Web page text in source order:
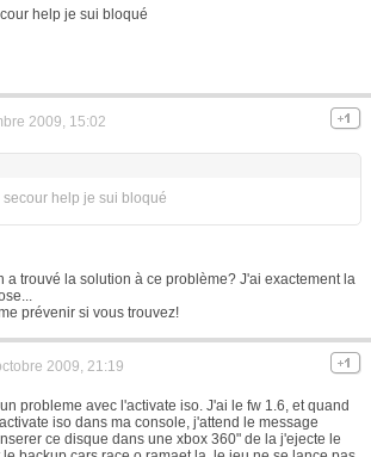
help je sui bloqué
2009, 15:02
secour help je sui bloqué
a trouvé la solution à ce problème? J'ai exactement la
prévenir si vous trouvez!
2009, 21:19
probleme avec l'activate iso. J'ai le fw 1.6, et quand
iso dans ma console, j'attend le message
ce disque dans une xbox 360" de la j'ejecte le